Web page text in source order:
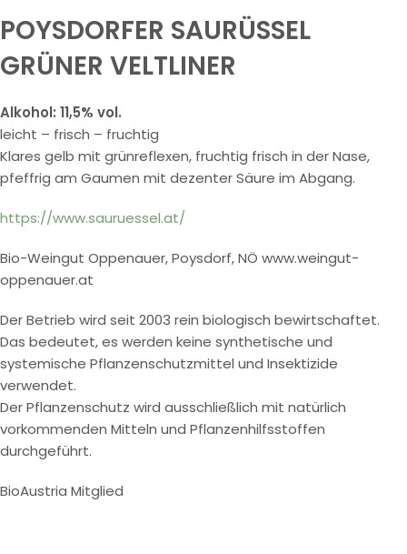
POYSDORFER SAURÜSSEL
GRÜNER VELTLINER
Alkohol: 11,5% vol.
leicht – frisch – fruchtig
Klares gelb mit grünreflexen, fruchtig frisch in der Nase,
pfeffrig am Gaumen mit dezenter Säure im Abgang.
https://www.sauruessel.at/
Bio-Weingut Oppenauer, Poysdorf, NÖ www.weingut-
oppenauer.at
Der Betrieb wird seit 2003 rein biologisch bewirtschaftet.
Das bedeutet, es werden keine synthetische und
systemische Pflanzenschutzmittel und Insektizide
verwendet.
Der Pflanzenschutz wird ausschließlich mit natürlich
vorkommenden Mitteln und Pflanzenhilfsstoffen
durchgeführt.
BioAustria Mitglied